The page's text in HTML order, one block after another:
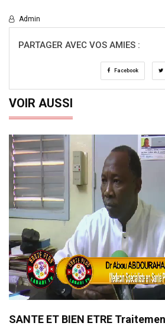
Admin
PARTAGER AVEC VOS AMIES :
Facebook
VOIR AUSSI
SANTE ET BIEN ETRE